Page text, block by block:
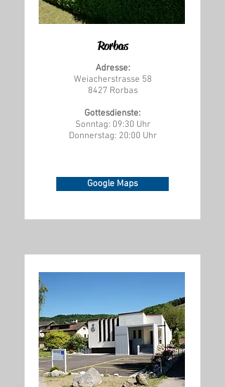
Rorbas
Adresse:
Weiacherstrasse 58
8427 Rorbas
Gottesdienste:
Sonntag: 09:30 Uhr
Donnerstag: 20:00 Uhr
Google Maps